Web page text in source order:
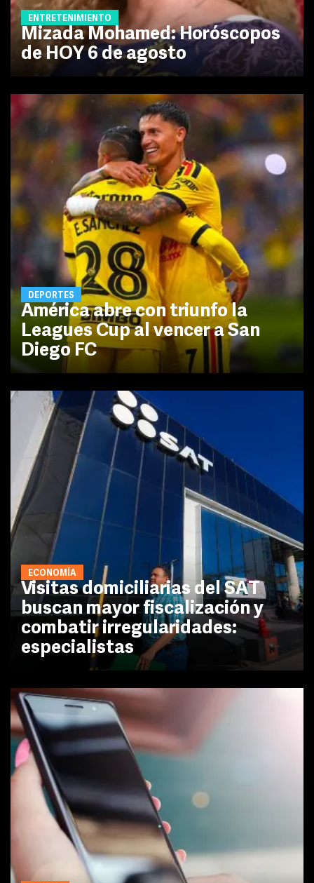
ENTRETENIMIENTO
Mizada Mohamed: Horóscopos
de HOY 6 de agosto
DEPORTES
América abre con triunfo la
Leagues Cup al vencer a San
Diego FC
ECONOMÍA
Visitas domiciliarias del SAT
buscan mayor fiscalización y
combatir irregularidades:
especialistas